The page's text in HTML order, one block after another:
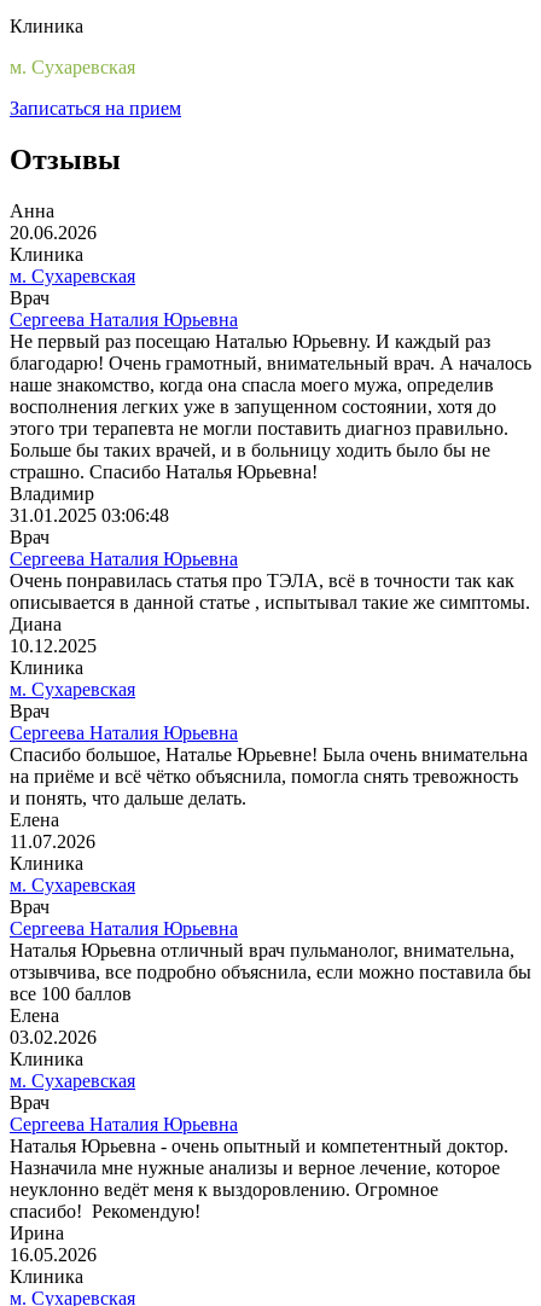
Клиника
м. Сухаревская
Записаться на прием
Отзывы
Анна
20.06.2026
Клиника
м. Сухаревская
Врач
Сергеева Наталия Юрьевна
Не первый раз посещаю Наталью Юрьевну. И каждый раз
благодарю! Очень грамотный, внимательный врач. А началось
наше знакомство, когда она спасла моего мужа, определив
восполнения легких уже в запущенном состоянии, хотя до
этого три терапевта не могли поставить диагноз правильно.
Больше бы таких врачей, и в больницу ходить было бы не
страшно. Спасибо Наталья Юрьевна!
Владимир
31.01.2025 03:06:48
Врач
Сергеева Наталия Юрьевна
Очень понравилась статья про ТЭЛА, всё в точности так как
описывается в данной статье , испытывал такие же симптомы.
Диана
10.12.2025
Клиника
м. Сухаревская
Врач
Сергеева Наталия Юрьевна
Спасибо большое, Наталье Юрьевне! Была очень внимательна
на приёме и всё чётко объяснила, помогла снять тревожность
и понять, что дальше делать.
Елена
11.07.2026
Клиника
м. Сухаревская
Врач
Сергеева Наталия Юрьевна
Наталья Юрьевна отличный врач пульманолог, внимательна,
отзывчива, все подробно объяснила, если можно поставила бы
все 100 баллов
Елена
03.02.2026
Клиника
м. Сухаревская
Врач
Сергеева Наталия Юрьевна
Наталья Юрьевна - очень опытный и компетентный доктор.
Назначила мне нужные анализы и верное лечение, которое
неуклонно ведёт меня к выздоровлению. Огромное
спасибо! Рекомендую!
Ирина
16.05.2026
Клиника
м. Сухаревская